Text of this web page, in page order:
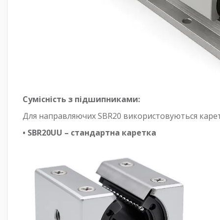
Сумісність з підшипниками:
Для направляючих SBR20 використовуються
• SBR20UU – стандартна каретка